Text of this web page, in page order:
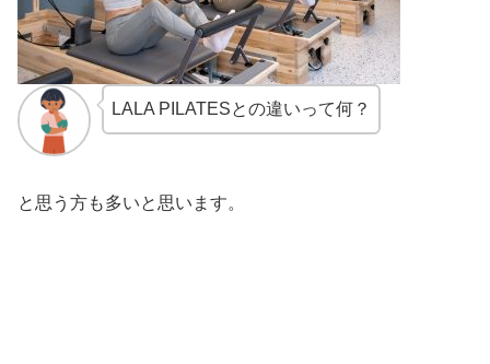
LALA PILATESとの違いって何？
と思う方も多いと思います。